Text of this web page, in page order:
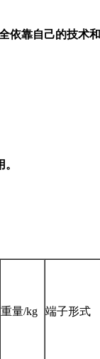
靠自己的技
重量/kg 端子形式